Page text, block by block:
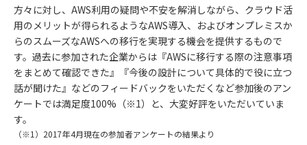
方々に対し、AWS利用の疑問や不安を解消しながら、クラウド活
用のメリットが得られるようなAWS導入、およびオンプレミスか
らのスムーズなAWSへの移行を実現する機会を提供するもので
す。過去に参加された企業からは『AWSに移行する際の注意事項
をまとめて確認できた』『今後の設計について具体的で役に立つ
話が聞けた』などのフィードバックをいただくなど参加後のアン
ケートでは満足度100%（※1）と、大変好評をいただいていま
す。
（※1）2017年4月現在の参加者アンケートの結果より